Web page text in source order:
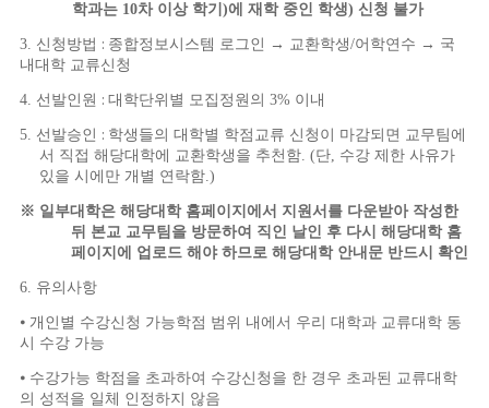
학과는 10차 이상 학기 )에 재학 중인 학생) 신청 불가
3. 신청방법 : 종합정보시스템 로그인 → 교환학생/어학연수 → 국
내대학 교류신청
4. 선발인원 : 대학단위별 모집정원의 3% 이내
5. 선발승인 : 학생들의 대학별 학점교류 신청이 마감되면 교무팀에
서 직접 해당대학에 교환학생을 추천함. (단, 수강 제한 사유가
있을 시에만 개별 연락함.)
※ 일부대학은 해당대학 홈페이지에서 지원서를 다운받아 작성한
뒤 본교 교무팀을 방문하여 직인 날인 후 다시 해당대학 홈
페이지에 업로드 해야 하므로 해당대학 안내문 반드시 확인
6. 유의사항
⦁ 개인별 수강신청 가능학점 범위 내에서 우리 대학과 교류대학 동
시 수강 가능
⦁ 수강가능 학점을 초과하여 수강신청을 한 경우 초과된 교류대학
의 성적을 일체 인정하지 않음